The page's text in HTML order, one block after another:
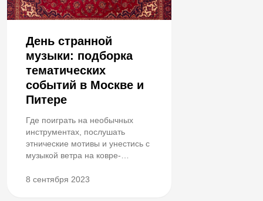
День странной
музыки: подборка
тематических
событий в Москве и
Питере
Где поиграть на необычных
инструментах, послушать
этнические мотивы и унестись с
музыкой ветра на ковре-
8 сентября 2023